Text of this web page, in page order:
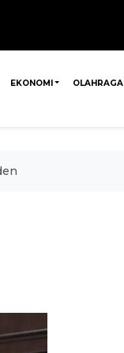
EKONOMI OLAHRAGA